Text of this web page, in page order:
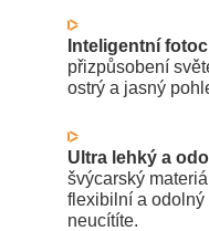
Inteligentní
přizpůsobení
ostrý a jasný
Ultra lehký a
švýcarský
flexibilní a odolný
neucítíte.